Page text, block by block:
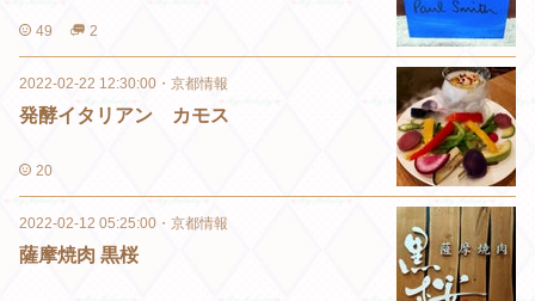
49 2
2022-02-22 12:30:00 ・ 京都情報
発酵イタリアン カモス
20
2022-02-12 05:25:00 ・ 京都情報
薩摩焼肉 黒桜